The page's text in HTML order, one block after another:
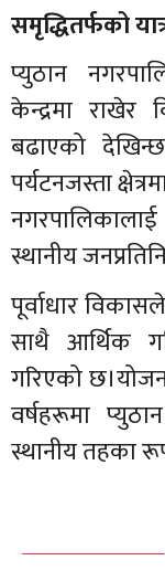
समृद्धितर्फको
प्युठान
केन्द्रमा राखेर
बढाएको
पर्यटनजस्ता
स्थानीय
पूर्वाधार
साथै आर्थिक
गरिएको
वर्षहरूमा
स्थानीय तहका